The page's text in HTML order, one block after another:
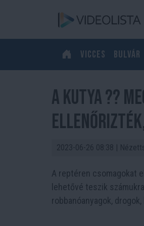
Vicces Bulvár
A kutya ?‍?
ellenőrizték,
2023-06-26 08:38 |
A reptéren csomagokat
lehetővé teszik
robbanóanyagok,